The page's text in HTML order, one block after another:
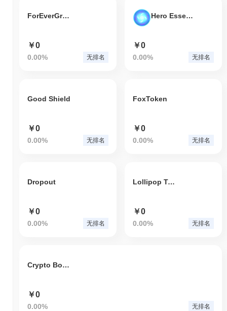
ForEverGrow Token
￥0
0.00% 无排名
Hero Essence
￥0
0.00% 无排名
Good Shield
￥0
0.00% 无排名
FoxToken
￥0
0.00% 无排名
Dropout
￥0
0.00% 无排名
Lollipop Token
￥0
0.00% 无排名
Crypto Booster V.2
￥0
0.00% 无排名